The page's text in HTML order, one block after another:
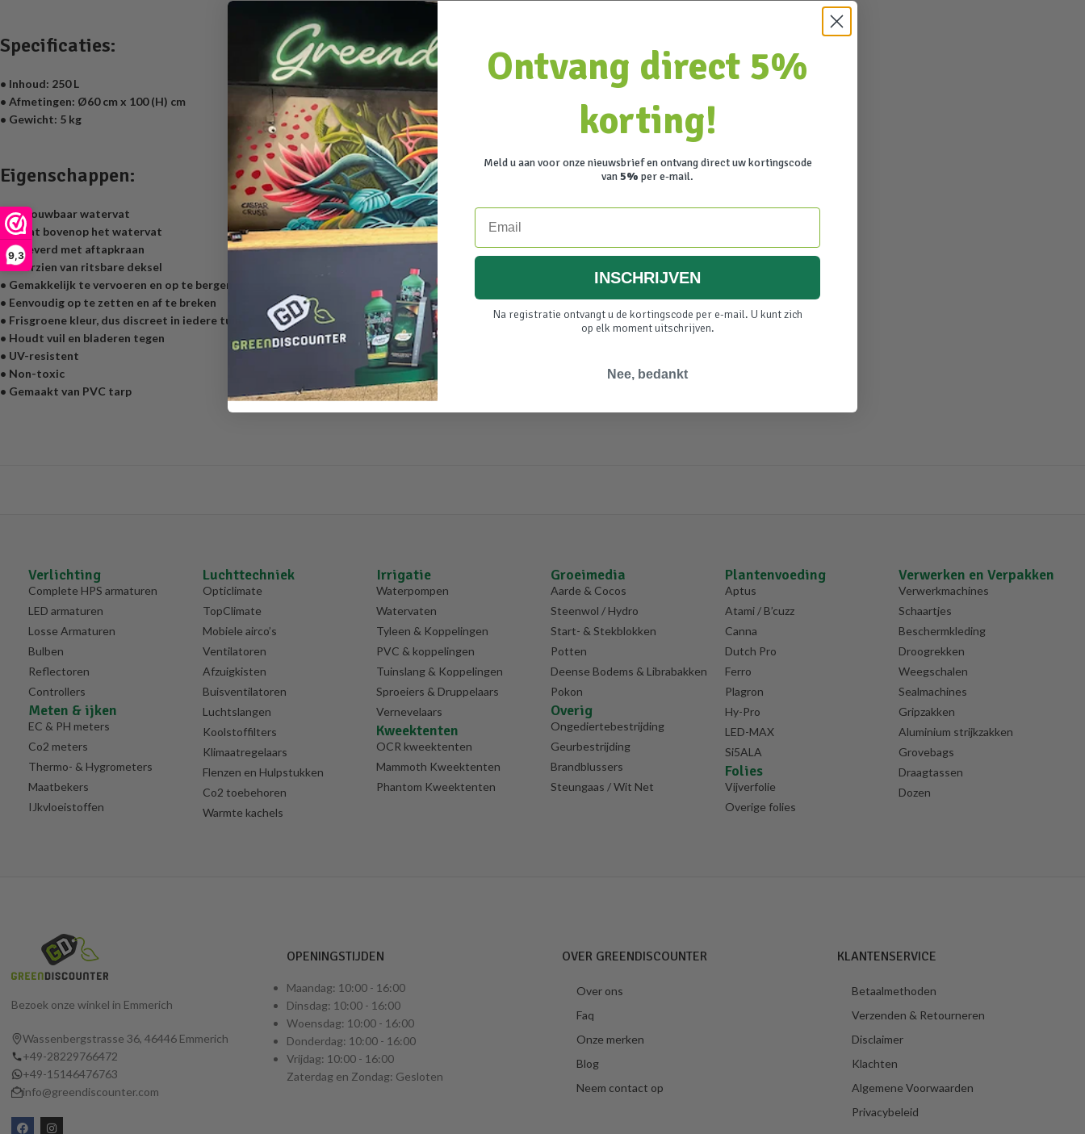
9,3
Specificaties:
• Inhoud: 250 L
• Afmetingen: Ø60 cm x 100 (H) cm
• Gewicht: 5 kg
Eigenschappen:
• Opvouwbaar watervat
• Inlaat bovenop het watervat
• Geleverd met aftapkraan
• Voorzien van ritsbare deksel
• Gemakkelijk te vervoeren en op te bergen
• Eenvoudig op te zetten en af te breken
• Frisgroene kleur, dus discreet in iedere tuin
• Houdt vuil en bladeren tegen
• UV-resistent
• Non-toxic
• Gemaakt van PVC tarp
Verlichting
Complete HPS armaturen
LED armaturen
Losse Armaturen
Bulben
Reflectoren
Controllers
Meten & ijken
EC & PH meters
Co2 meters
Thermo- & Hygrometers
Maatbekers
IJkvloeistoffen
Luchttechniek
Opticlimate
TopClimate
Mobiele airco’s
Ventilatoren
Afzuigkisten
Buisventilatoren
Luchtslangen
Koolstoffilters
Klimaatregelaars
Flenzen en Hulpstukken
Co2 toebehoren
Warmte kachels
Irrigatie
Waterpompen
Watervaten
Tyleen & Koppelingen
PVC & koppelingen
Tuinslang & Koppelingen
Sproeiers & Druppelaars
Vernevelaars
Kweektenten
OCR kweektenten
Mammoth Kweektenten
Phantom Kweektenten
Groeimedia
Aarde & Cocos
Steenwol / Hydro
Start- & Stekblokken
Potten
Deense Bodems & Librabakken
Pokon
Overig
Ongediertebestrijding
Geurbestrijding
Brandblussers
Steungaas / Wit Net
Plantenvoeding
Aptus
Atami / B’cuzz
Canna
Dutch Pro
Ferro
Plagron
Hy-Pro
LED-MAX
Si5ALA
Folies
Vijverfolie
Overige folies
Verwerken en Verpakken
Verwerkmachines
Schaartjes
Beschermkleding
Droogrekken
Weegschalen
Sealmachines
Gripzakken
Aluminium strijkzakken
Grovebags
Draagtassen
Dozen
Bezoek onze winkel in Emmerich
Wassenbergstrasse 36, 46446 Emmerich
+49-28229766472
+49-15146476763
info@greendiscounter.com
OPENINGSTIJDEN
Maandag: 10:00 - 16:00
Dinsdag: 10:00 - 16:00
Woensdag: 10:00 - 16:00
Donderdag: 10:00 - 16:00
Vrijdag: 10:00 - 16:00
Zaterdag en Zondag: Gesloten
OVER GREENDISCOUNTER
Over ons
Faq
Onze merken
Blog
Neem contact op
KLANTENSERVICE
Betaalmethoden
Verzenden & Retourneren
Disclaimer
Klachten
Algemene Voorwaarden
Privacybeleid
Ontvang direct 5%
korting!
Meld u aan voor onze nieuwsbrief en ontvang direct uw kortingscode
van5% per e-mail.
Email
INSCHRIJVEN
Na registratie ontvangt u de kortingscode per e-mail. U kunt zich
op elk moment uitschrijven.
Nee, bedankt